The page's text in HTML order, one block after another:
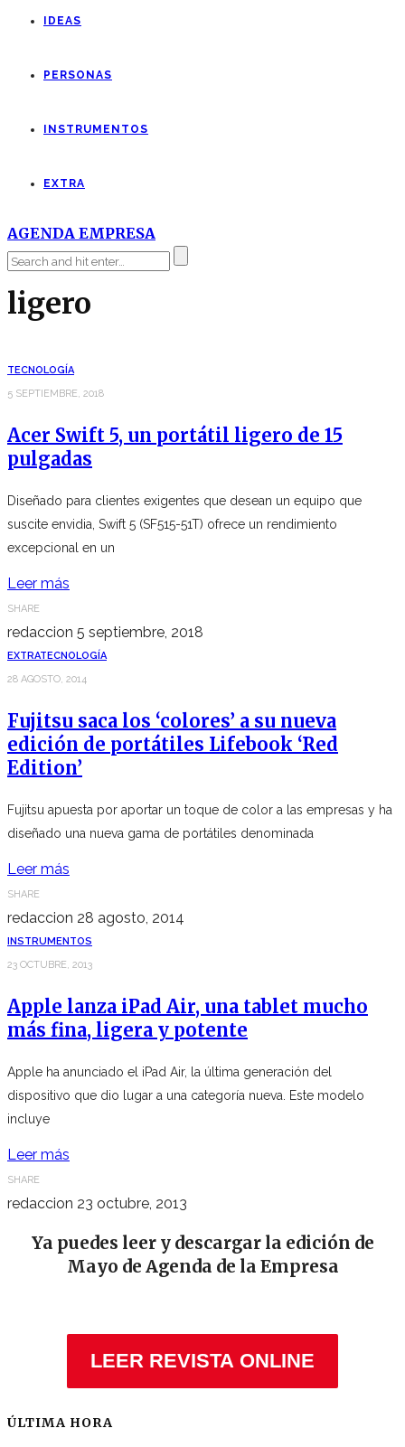
IDEAS
PERSONAS
INSTRUMENTOS
EXTRA
AGENDA EMPRESA
ligero
TECNOLOGÍA
5 SEPTIEMBRE, 2018
Acer Swift 5, un portátil ligero de 15
pulgadas
Diseñado para clientes exigentes que desean un equipo que
suscite envidia, Swift 5 (SF515-51T) ofrece un rendimiento
excepcional en un
Leer más
SHARE
redaccion 5 septiembre, 2018
EXTRATECNOLOGÍA
28 AGOSTO, 2014
Fujitsu saca los ‘colores’ a su nueva
edición de portátiles Lifebook ‘Red
Edition’
Fujitsu apuesta por aportar un toque de color a las empresas y ha
diseñado una nueva gama de portátiles denominada
Leer más
SHARE
redaccion 28 agosto, 2014
INSTRUMENTOS
23 OCTUBRE, 2013
Apple lanza iPad Air, una tablet mucho
más fina, ligera y potente
Apple ha anunciado el iPad Air, la última generación del
dispositivo que dio lugar a una categoría nueva. Este modelo
incluye
Leer más
SHARE
redaccion 23 octubre, 2013
Ya puedes leer y descargar la edición de
Mayo de Agenda de la Empresa
LEER REVISTA ONLINE
ÚLTIMA HORA